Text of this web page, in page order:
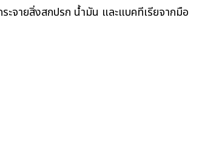
ะจายสิ่งสกปรก น้ำมัน และแบคทีเรียจากมือ